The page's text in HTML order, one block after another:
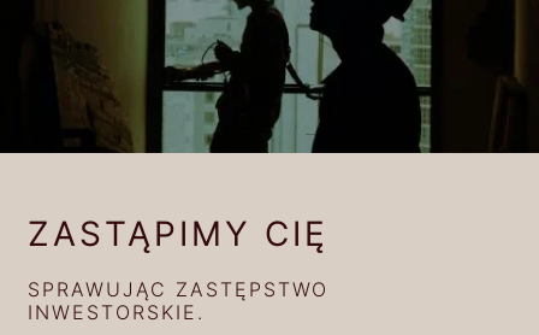
ZASTĄPIMY CIĘ
SPRAWUJĄC ZASTĘPSTWO
INWESTORSKIE.